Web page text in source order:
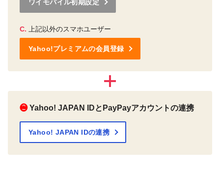
ワイモバイル初期設定
C. 上記以外のスマホユーザー
Yahoo!プレミアムの会員登録
❷ Yahoo! JAPAN IDとPayPayアカウントの連携
Yahoo! JAPAN IDの連携